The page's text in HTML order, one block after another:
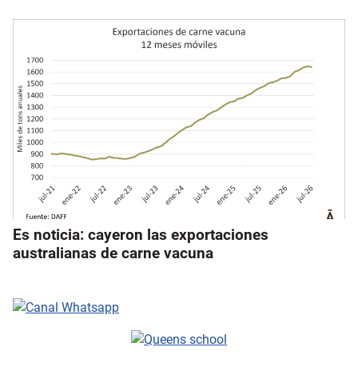
Es noticia: cayeron las exportaciones
australianas de carne vacuna